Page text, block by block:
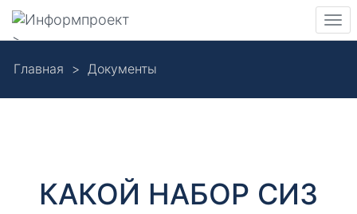
main
Навигация
>
Главная Документы
Д
КАКОЙ НАБОР СИЗ